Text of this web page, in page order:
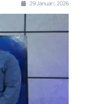
29 Januari, 2026